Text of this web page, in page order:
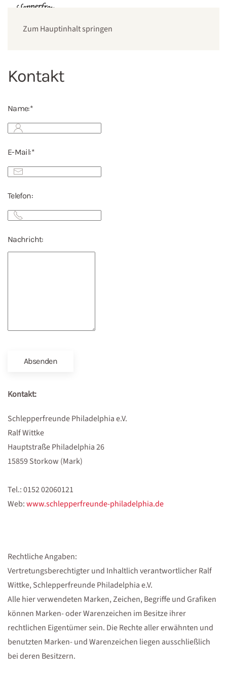
Zum Hauptinhalt springen
Kontakt
Name:*
E-Mail:*
Telefon:
Nachricht:
Absenden
Kontakt:
Schlepperfreunde Philadelphia e.V.
Ralf Wittke
Hauptstraße Philadelphia 26
15859 Storkow (Mark)
Tel.: 0152 02060121
Web:www.schlepperfreunde-philadelphia.de
Rechtliche Angaben:
Vertretungsberechtigter und Inhaltlich verantwortlicher Ralf
Wittke, Schlepperfreunde Philadelphia e.V.
Alle hier verwendeten Marken, Zeichen, Begriffe und Grafiken
können Marken- oder Warenzeichen im Besitze ihrer
rechtlichen Eigentümer sein. Die Rechte aller erwähnten und
benutzten Marken- und Warenzeichen liegen ausschließlich
bei deren Besitzern.